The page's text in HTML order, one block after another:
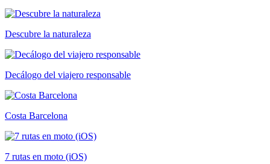
Descubre la naturaleza
Decálogo del viajero responsable
Costa Barcelona
7 rutas en moto (iOS)